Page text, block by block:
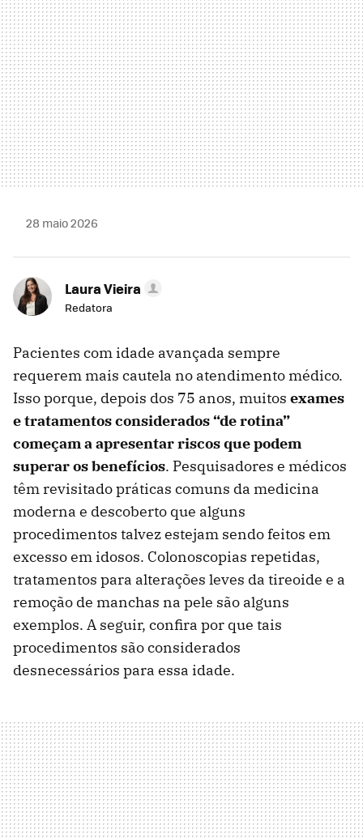
28 maio 2026
Laura Vieira
Redatora
Pacientes com idade avançada sempre
requerem mais cautela no atendimento médico.
Isso porque, depois dos 75 anos, muitos exames
e tratamentos considerados “de rotina”
começam a apresentar riscos que podem
superar os benefícios. Pesquisadores e médicos
têm revisitado práticas comuns da medicina
moderna e descoberto que alguns
procedimentos talvez estejam sendo feitos em
excesso em idosos. Colonoscopias repetidas,
tratamentos para alterações leves da tireoide e a
remoção de manchas na pele são alguns
exemplos. A seguir, confira por que tais
procedimentos são considerados
desnecessários para essa idade.